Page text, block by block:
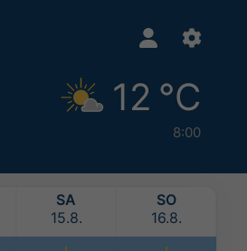
12 °C
8:00
SA
15.8.
SO
16.8.